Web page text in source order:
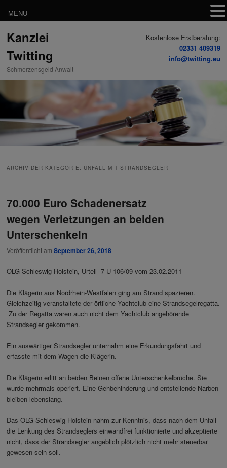
Inhalt
sekundären
wechseln
Kanzlei
Twitting
Schmerzensgeld Anwalt
Kostenlose Erstberatung:
02331 409319
info@twitting.eu
ARCHIV DER KATEGORIE: UNFALL MIT STRANDSEGLER
70.000 Euro Schadenersatz
wegen Verletzungen an beiden
Unterschenkeln
Veröffentlicht amSeptember 26, 2018
OLG Schleswig-Holstein, Urteil 7 U 106/09 vom 23.02.2011
Die Klägerin aus Nordrhein-Westfalen ging am Strand spazieren.
Gleichzeitig veranstaltete der örtliche Yachtclub eine Strandsegelregatta.
Zu der Regatta waren auch nicht dem Yachtclub angehörende
Strandsegler gekommen.
Ein auswärtiger Strandsegler unternahm eine Erkundungsfahrt und
erfasste mit dem Wagen die Klägerin.
Die Klägerin erlitt an beiden Beinen offene Unterschenkelbrüche. Sie
wurde mehrmals operiert. Eine Gehbehinderung und entstellende Narben
bleiben lebenslang.
Das OLG Schleswig-Holstein nahm zur Kenntnis, dass nach dem Unfall
die Lenkung des Strandseglers einwandfrei funktionierte und akzeptierte
nicht, dass der Strandsegler angeblich plötzlich nicht mehr steuerbar
gewesen sein soll.
MENU